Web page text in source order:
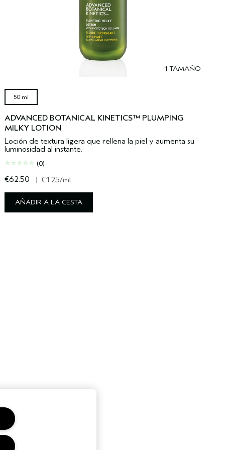
1 TAMAÑO
50 ml
ADVANCED BOTANICAL KINETICS™ PLUMPING
MILKY LOTION
Loción de textura ligera que rellena la piel y aumenta su
luminosidad al instante.
(0)
€62.50 | €1.25/ml
AÑADIR A LA CESTA